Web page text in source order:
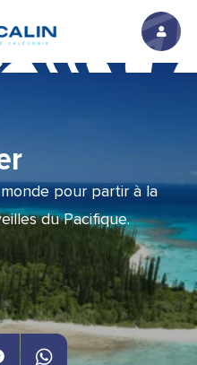
Aller au contenu principal
pour partir à la
du Pacifique.